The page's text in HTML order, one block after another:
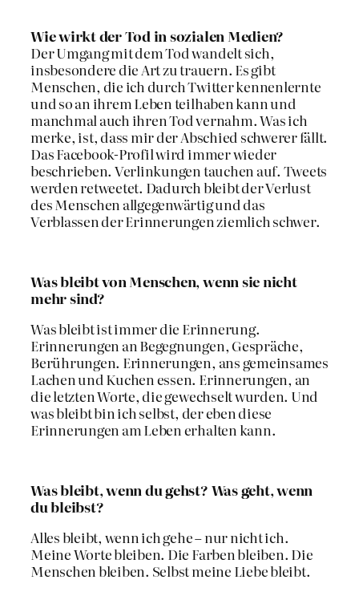
Wie wirkt der Tod in sozialen Medien?
Der Umgang mit dem Tod wandelt sich,
insbesondere die Art zu trauern. Es gibt
Menschen, die ich durch Twitter kennenlernte
und so an ihrem Leben teilhaben kann und
manchmal auch ihren Tod vernahm. Was ich
merke, ist, dass mir der Abschied schwerer fällt.
Das Facebook-Profil wird immer wieder
beschrieben. Verlinkungen tauchen auf. Tweets
werden retweetet. Dadurch bleibt der Verlust
des Menschen allgegenwärtig und das
Verblassen der Erinnerungen ziemlich schwer.
Was bleibt von Menschen, wenn sie nicht
mehr sind?
Was bleibt ist immer die Erinnerung.
Erinnerungen an Begegnungen, Gespräche,
Berührungen. Erinnerungen, ans gemeinsames
Lachen und Kuchen essen. Erinnerungen, an
die letzten Worte, die gewechselt wurden. Und
was bleibt bin ich selbst, der eben diese
Erinnerungen am Leben erhalten kann.
Was bleibt, wenn du gehst? Was geht, wenn
du bleibst?
Alles bleibt, wenn ich gehe – nur nicht ich.
Meine Worte bleiben. Die Farben bleiben. Die
Menschen bleiben. Selbst meine Liebe bleibt.